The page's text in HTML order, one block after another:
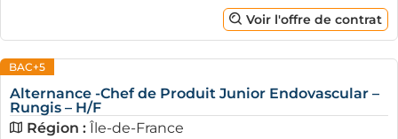
Voir l'offre de contrat
BAC+5
Alternance -Chef de Produit Junior Endovascular –
Rungis – H/F
Région : Île-de-France